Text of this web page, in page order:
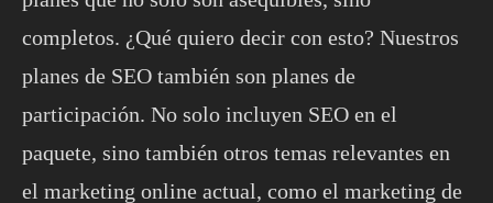
completos. ¿Qué quiero decir con esto? Nuestros
planes de SEO también son planes de
participación. No solo incluyen SEO en el
paquete, sino también otros temas relevantes en
el marketing online actual, como el marketing de